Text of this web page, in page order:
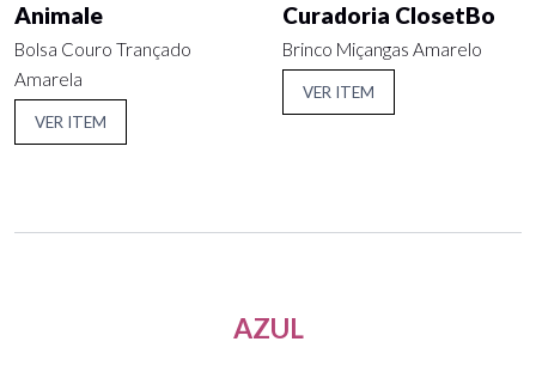
Animale
Bolsa Couro Trançado
Amarela
VER ITEM
Curadoria ClosetBo
Brinco Miçangas Amarelo
VER ITEM
AZUL